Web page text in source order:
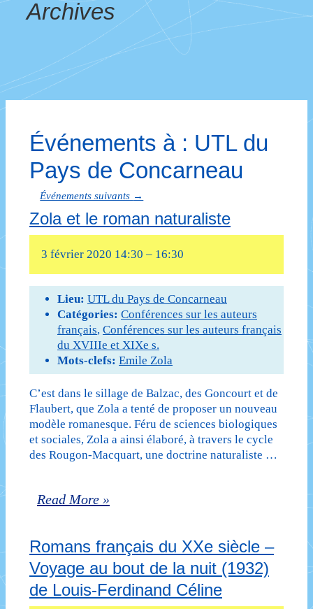
Archives
Événements à : UTL du
Pays de Concarneau
Événements suivants →
Zola et le roman naturaliste
3 février 2020 14:30 – 16:30
Lieu: UTL du Pays de Concarneau
Catégories: Conférences sur les auteurs
français, Conférences sur les auteurs français
du XVIIIe et XIXe s.
Mots-clefs: Emile Zola
C’est dans le sillage de Balzac, des Goncourt et de
Flaubert, que Zola a tenté de proposer un nouveau
modèle romanesque. Féru de sciences biologiques
et sociales, Zola a ainsi élaboré, à travers le cycle
des Rougon-Macquart, une doctrine naturaliste …
Zola
le
roman
naturaliste
Read More »
Romans français du XXe siècle –
Voyage au bout de la nuit (1932)
de Louis-Ferdinand Céline